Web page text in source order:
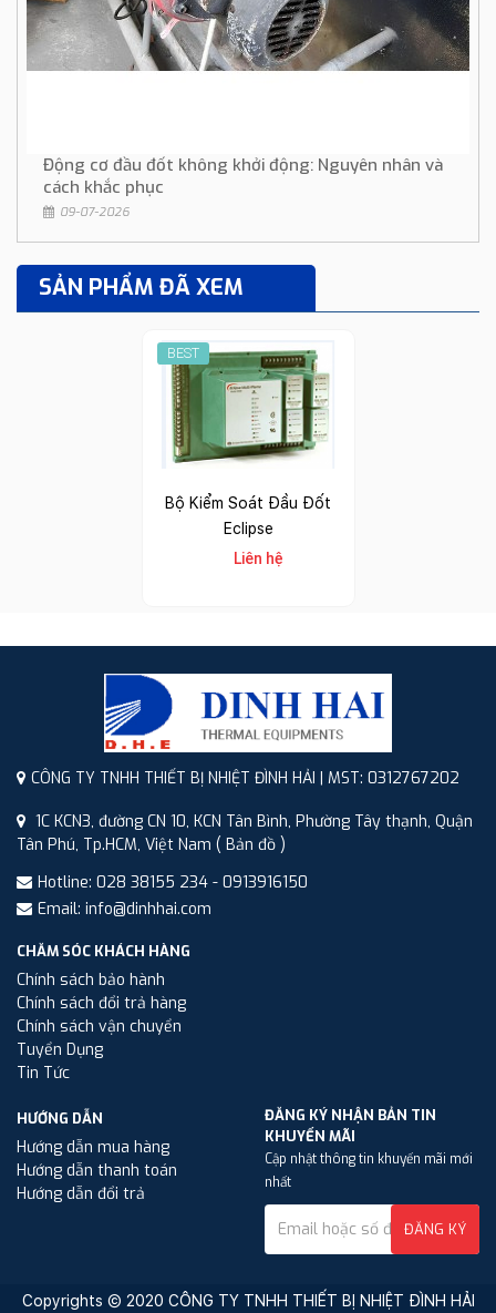
Động cơ đầu đốt không khởi động: Nguyên nhân và
cách khắc phục
09-07-2026
SẢN PHẨM ĐÃ XEM
BEST
Bộ Kiểm Soát Đầu Đốt
Eclipse
Liên hệ
CÔNG TY TNHH THIẾT BỊ NHIỆT ĐÌNH HẢI | MST: 0312767202
1C KCN3, đường CN 10, KCN Tân Bình, Phường Tây thạnh, Quận
Tân Phú, Tp.HCM, Việt Nam ( Bản đồ )
Hotline: 028 38155 234 - 0913916150
Email: info@dinhhai.com
CHĂM SÓC KHÁCH HÀNG
Chính sách bảo hành
Chính sách đổi trả hàng
Chính sách vận chuyển
Tuyển Dụng
Tin Tức
HƯỚNG DẪN
Hướng dẫn mua hàng
Hướng dẫn thanh toán
Hướng dẫn đổi trả
ĐĂNG KÝ NHẬN BẢN TIN
KHUYẾN MÃI
Cập nhật thông tin khuyến mãi mới
nhất
ĐĂNG KÝ
Copyrights © 2020 CÔNG TY TNHH THIẾT BỊ NHIỆT ĐÌNH HẢI